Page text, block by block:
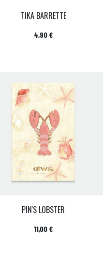
TIKA BARRETTE
Prix
4,90 €
PIN'S LOBSTER
Prix
11,00 €